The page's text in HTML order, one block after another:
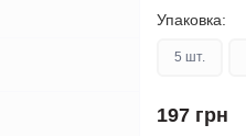
Упаковка:
5 шт.
197 грн